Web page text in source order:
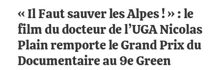
« Il Faut sauver les Alpes ! » : le
film du docteur de l’UGA Nicolas
Plain remporte le Grand Prix du
Documentaire au 9e Green